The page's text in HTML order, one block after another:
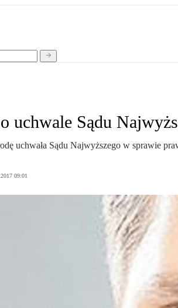
uchwale Sądu
uchwała Sądu Najwyższego w sprawie
09:01